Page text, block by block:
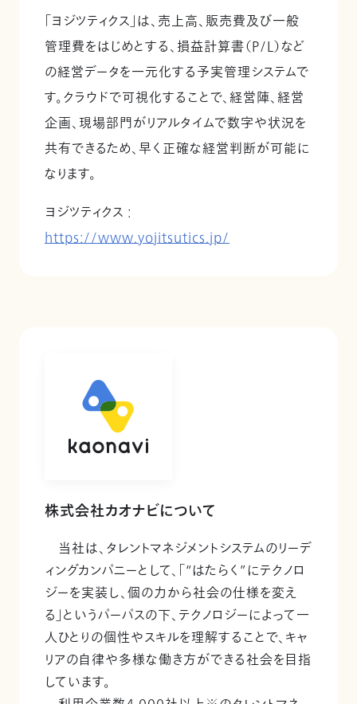
「ヨジツティクス」は、売上高、販売費及び一般
管理費をはじめとする、損益計算書（P/L）など
の経営データを一元化する予実管理システムで
す。クラウドで可視化することで、経営陣、経営
企画、現場部門がリアルタイムで数字や状況を
共有できるため、早く正確な経営判断が可能に
なります。
ヨジツティクス :
https://www.yojitsutics.jp/
株式会社カオナビについて
当社は、タレントマネジメントシステムのリーデ
ィングカンパニーとして、「“はたらく”にテクノロ
ジーを実装し、個の力から社会の仕様を変え
る」というパーパスの下、テクノロジーによって一
人ひとりの個性やスキルを理解することで、キャ
リアの自律や多様な働き方ができる社会を目指
しています。